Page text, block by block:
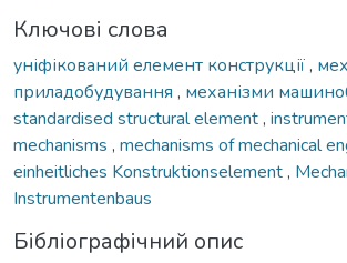
Ключові слова
уніфікований елемент конструкції,
приладобудування , механізми
standardised structural element,
mechanisms , mechanisms of mechanical
einheitliches Konstruktionselement,
Instrumentenbaus
Бібліографічний опис